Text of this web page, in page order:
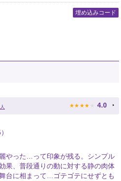
埋め込みコード
人 ★ ★ ★ ★ ★ 4.0
やった…って印象が残る。シンプル
果、普段通りの動に対する静の肉体
台に相まって…ゴテゴテにせずとも